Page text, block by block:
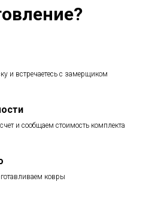
и встречаетесь с замерщиком
и сообщаем стоимость комплекта
ковры